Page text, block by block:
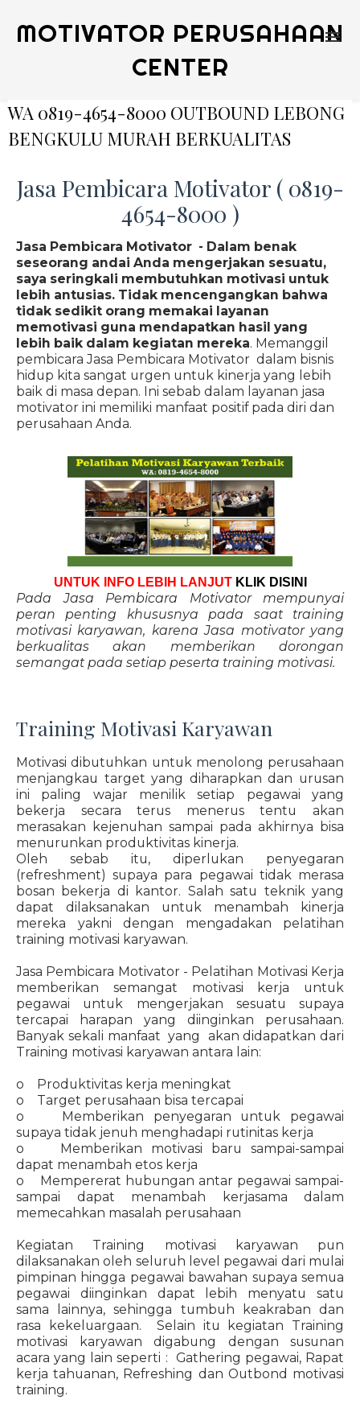
MOTIVATOR PERUSAHAAN
CENTER
WA 0819-4654-8000 OUTBOUND LEBONG
BENGKULU MURAH BERKUALITAS
Jasa Pembicara Motivator ( 0819-
4654-8000 )
Jasa Pembicara Motivator - Dalam benak
seseorang andai Anda mengerjakan sesuatu,
saya seringkali membutuhkan motivasi untuk
lebih antusias. Tidak mencengangkan bahwa
tidak sedikit orang memakai layanan
memotivasi guna mendapatkan hasil yang
lebih baik dalam kegiatan mereka. Memanggil
pembicara Jasa Pembicara Motivator dalam bisnis
hidup kita sangat urgen untuk kinerja yang lebih
baik di masa depan. Ini sebab dalam layanan jasa
motivator ini memiliki manfaat positif pada diri dan
perusahaan Anda.
UNTUK INFO LEBIH LANJUT KLIK DISINI
Pada Jasa Pembicara Motivator mempunyai
peran penting khususnya pada saat training
motivasi karyawan, karena Jasa motivator yang
berkualitas akan memberikan dorongan
semangat pada setiap peserta training motivasi.
Training Motivasi Karyawan
Motivasi dibutuhkan untuk menolong perusahaan
menjangkau target yang diharapkan dan urusan
ini paling wajar menilik setiap pegawai yang
bekerja secara terus menerus tentu akan
merasakan kejenuhan sampai pada akhirnya bisa
menurunkan produktivitas kinerja.
Oleh sebab itu, diperlukan penyegaran
(refreshment) supaya para pegawai tidak merasa
bosan bekerja di kantor. Salah satu teknik yang
dapat dilaksanakan untuk menambah kinerja
mereka yakni dengan mengadakan pelatihan
training motivasi karyawan.
Jasa Pembicara Motivator - Pelatihan Motivasi Kerja
memberikan semangat motivasi kerja untuk
pegawai untuk mengerjakan sesuatu supaya
tercapai harapan yang diinginkan perusahaan.
Banyak sekali manfaat yang akan didapatkan dari
Training motivasi karyawan antara lain:
o Produktivitas kerja meningkat
o Target perusahaan bisa tercapai
o Memberikan penyegaran untuk pegawai
supaya tidak jenuh menghadapi rutinitas kerja
o Memberikan motivasi baru sampai-sampai
dapat menambah etos kerja
o Mempererat hubungan antar pegawai sampai-
sampai dapat menambah kerjasama dalam
memecahkan masalah perusahaan
Kegiatan Training motivasi karyawan pun
dilaksanakan oleh seluruh level pegawai dari mulai
pimpinan hingga pegawai bawahan supaya semua
pegawai diinginkan dapat lebih menyatu satu
sama lainnya, sehingga tumbuh keakraban dan
rasa kekeluargaan. Selain itu kegiatan Training
motivasi karyawan digabung dengan susunan
acara yang lain seperti : Gathering pegawai, Rapat
kerja tahuanan, Refreshing dan Outbond motivasi
training.